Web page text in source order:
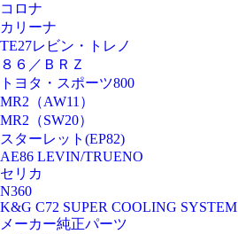
コロナ
カリーナ
TE27レビン・トレノ
８６／ＢＲＺ
トヨタ・スポーツ800
MR2（AW11）
MR2（SW20）
スターレット(EP82)
AE86 LEVIN/TRUENO
セリカ
N360
K&G C72 SUPER COOLING SYSTEM
メーカー純正パーツ